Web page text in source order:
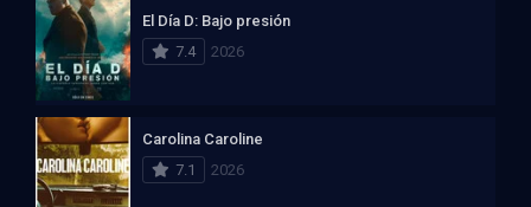
El Día D: Bajo presión
7.4
2026
Carolina Caroline
7.1
2026